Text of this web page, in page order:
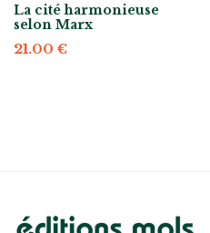
La cité harmonieuse
selon Marx
21.00 €